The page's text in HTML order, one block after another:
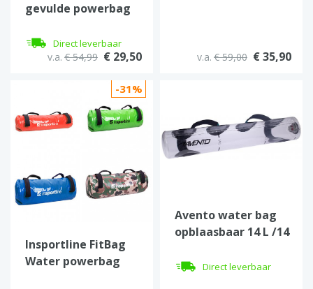
gevulde powerbag
Direct leverbaar
v.a. € 54,99 € 29,50 v.a. € 59,00 € 35,90
-31%
Insportline FitBag
Water powerbag
Avento water bag
opblaasbaar 14 L /14
Direct leverbaar